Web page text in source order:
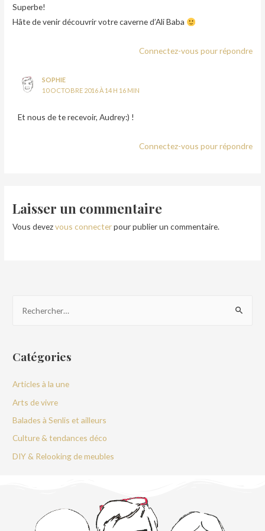
Superbe!
Hâte de venir découvrir votre caverne d’Ali Baba
Connectez-vous pour répondre
SOPHIE
10 OCTOBRE 2016 À 14 H 16 MIN
Et nous de te recevoir, Audrey:) !
Connectez-vous pour répondre
Laisser un commentaire
Vous devezvous connecterpour publier un commentaire.
Catégories
Articles à la une
Arts de vivre
Balades à Senlis et ailleurs
Culture & tendances déco
DIY & Relooking de meubles